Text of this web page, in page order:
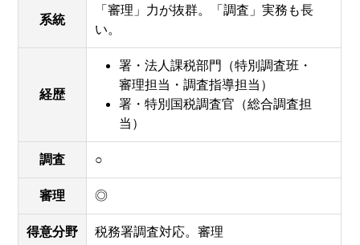
系統
「審理」力が抜群。「調査」実務も長
い。
経歴
署・法人課税部門（特別調査班・
審理担当・調査指導担当）
署・特別国税調査官（総合調査担
当）
調査 ○
審理 ◎
得意分野 税務署調査対応。審理